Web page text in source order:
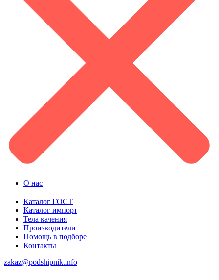
О нас
Каталог ГОСТ
Каталог импорт
Тела качения
Производители
Помощь в подборе
Контакты
zakaz@podshipnik.info